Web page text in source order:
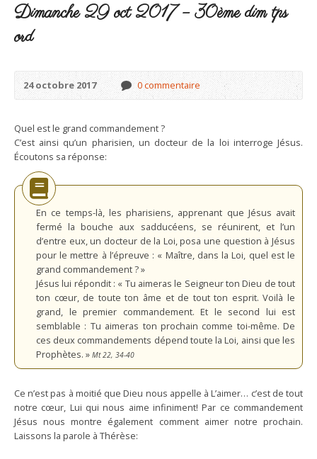
Dimanche 29 oct 2017 – 30ème dim tps
ord
24 octobre 2017 0 commentaire
Quel est le grand commandement ?
C’est ainsi qu’un pharisien, un docteur de la loi interroge Jésus.
Écoutons sa réponse:
En ce temps-là, les pharisiens, apprenant que Jésus avait
fermé la bouche aux sadducéens, se réunirent, et l’un
d’entre eux, un docteur de la Loi, posa une question à Jésus
pour le mettre à l’épreuve : « Maître, dans la Loi, quel est le
grand commandement ? »
Jésus lui répondit : « Tu aimeras le Seigneur ton Dieu de tout
ton cœur, de toute ton âme et de tout ton esprit. Voilà le
grand, le premier commandement. Et le second lui est
semblable : Tu aimeras ton prochain comme toi-même. De
ces deux commandements dépend toute la Loi, ainsi que les
Prophètes. » Mt 22, 34-40
Ce n’est pas à moitié que Dieu nous appelle à L’aimer… c’est de tout
notre cœur, Lui qui nous aime infiniment! Par ce commandement
Jésus nous montre également comment aimer notre prochain.
Laissons la parole à Thérèse: